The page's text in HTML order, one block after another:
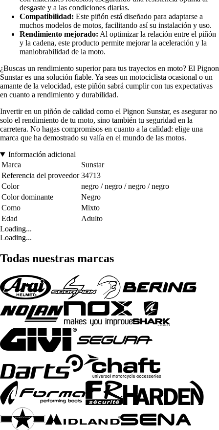
desgaste y a las condiciones diarias.
Compatibilidad: Este piñón está diseñado para adaptarse a
muchos modelos de motos, facilitando así su instalación y uso.
Rendimiento mejorado: Al optimizar la relación entre el piñón
y la cadena, este producto permite mejorar la aceleración y la
maniobrabilidad de la moto.
¿Buscas un rendimiento superior para tus trayectos en moto? El Pignon
Sunstar es una solución fiable. Ya seas un motociclista ocasional o un
amante de la velocidad, este piñón sabrá cumplir con tus expectativas
en cuanto a rendimiento y durabilidad.
Invertir en un piñón de calidad como el Pignon Sunstar, es asegurar no
solo el rendimiento de tu moto, sino también tu seguridad en la
carretera. No hagas compromisos en cuanto a la calidad: elige una
marca que ha demostrado su valía en el mundo de las motos.
Información adicional
Marca
Sunstar
Referencia del proveedor 34713
Color
negro / negro / negro / negro
Color dominante
Negro
Como
Mixto
Edad
Adulto
Loading...
Loading...
Todas nuestras marcas